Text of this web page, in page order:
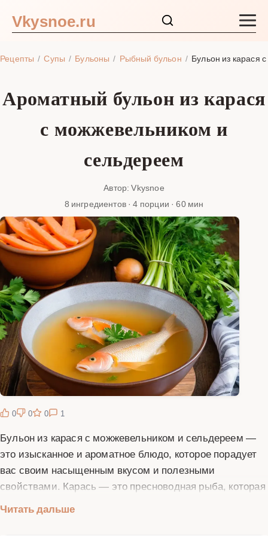
Vkysnoe.ru
Рецепты Супы Бульоны Рыбный бульон Бульон из карася
Ароматный бульон из карася
с можжевельником и
сельдереем
Автор: Vkysnoe
8 ингредиентов · 4 порции · 60 мин
0 0 0 1
Бульон из карася с можжевельником и сельдереем —
это изысканное и ароматное блюдо, которое порадует
вас своим насыщенным вкусом и полезными
свойствами. Карась — это пресноводная рыба, которая
Можжевельник добавляет легкую хвойную нотку, а
Читать дальше